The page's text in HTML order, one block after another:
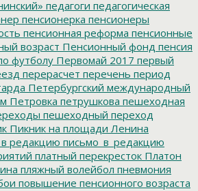
педагоги педагогическая
пенсионерка пенсионеры
пенсионная реформа пенсионные
возраст Пенсионный фонд пенсия
футболу Первомай 2017 первый
перерасчет перечень период
Петербургский международный
Петровка петрушкова пешеходная
пешеходный переход
Пикник на площади Ленина
редакцию письмо_в_редакцию
платный перекресток Платон
пляжный волейбол пневмония
повышение пенсионного возраста